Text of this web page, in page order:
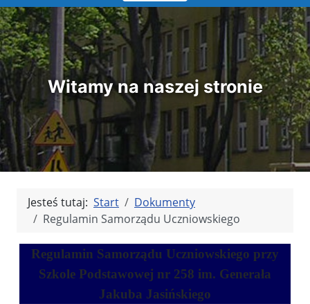
Witamy na naszej stronie
Jesteś tutaj: Start
Dokumenty
Regulamin Samorządu Uczniowskiego
Regulamin Samorządu Uczniowskiego przy
Szkole Podstawowej nr 258 im. Generała
Jakuba Jasińskiego